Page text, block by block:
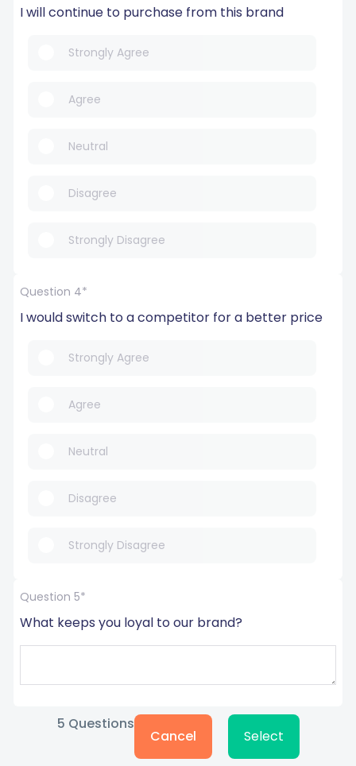
I will continue to purchase from this brand
Strongly Agree
Agree
Neutral
Disagree
Strongly Disagree
Question 4*
I would switch to a competitor for a better price
Strongly Agree
Agree
Neutral
Disagree
Strongly Disagree
Question 5*
What keeps you loyal to our brand?
5 Questions
Cancel Select